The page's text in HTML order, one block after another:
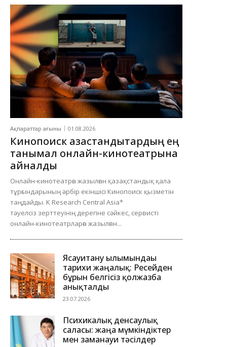
Ақпараттар ағыны 01.08.2026
Кинопоиск қазақстандықтардың ең
танымал онлайн-кинотеатрына
айналды
Онлайн-кинотеатрға жазылған қазақстандық қала
тұрғындарының әрбір екіншісі Кинопоиск қызметін
таңдайды. K Research Central Asia*
тәуелсіз зерттеуінің дерегіне сәйкес, сервисті
онлайн-кинотеатрларға жазылған...
Ясауитану ғылымындағы
тарихи жаңалық: Ресейден
бұрын белгісіз қолжазба
анықталды
23.07.2026
Психикалық денсаулық
саласы: жаңа мүмкіндіктер
мен заманауи тәсілдер